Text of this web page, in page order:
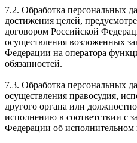
7.2. Обработка персональных
достижения целей,
договором Российской
осуществления возложенных
Федерации на оператора
обязанностей.
7.3. Обработка персональных
осуществления правосудия,
другого органа или
исполнению в соответствии с
Федерации об исполнительном